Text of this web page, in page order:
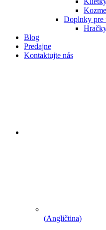
Doplnky pre
Blog
Predajne
Kontaktujte nás
(Angličtina)